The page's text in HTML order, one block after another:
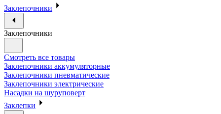
Заклепочники
Заклепочники
Смотреть все товары
Заклепочники аккумуляторные
Заклепочники пневматические
Заклепочники электрические
Насадки на шуруповерт
Заклепки